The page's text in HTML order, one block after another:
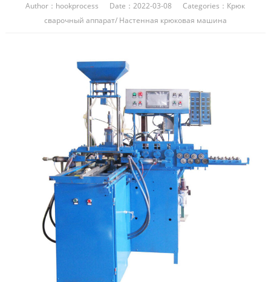
Author：hookprocess Date：2022-03-08 Categories： Крюк
сварочный аппарат/ Настенная крюковая машина